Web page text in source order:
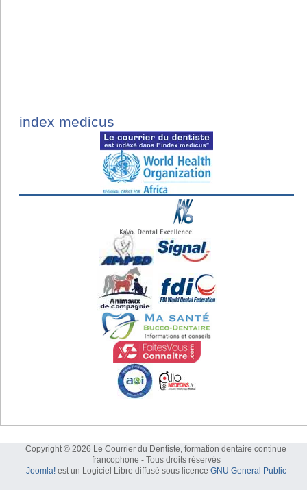
index medicus
Copyright © 2026 Le Courrier du Dentiste, formation dentaire continue
francophone - Tous droits réservés
Joomla!est un Logiciel Libre diffusé sous licence GNU General Public